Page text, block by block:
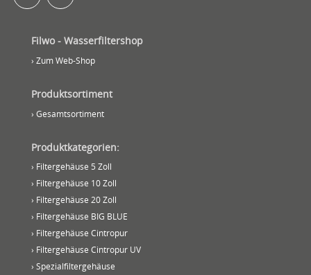
Filwo - Wasserfiltershop
› Zum Web-Shop
Produktsortiment
› Gesamtsortiment
Produktkategorien:
› Filtergehäuse 5 Zoll
› Filtergehäuse 10 Zoll
› Filtergehäuse 20 Zoll
› Filtergehäuse BIG BLUE
› Filtergehäuse Cintropur
› Filtergehäuse Cintropur UV
› Spezialfiltergehäuse